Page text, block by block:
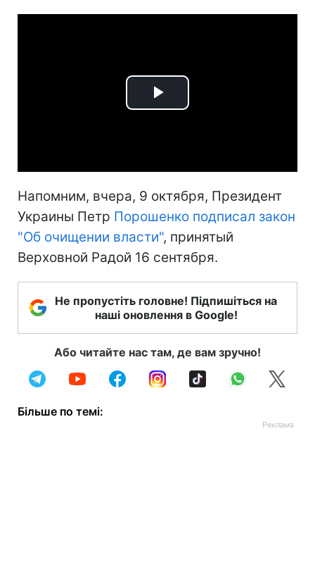
Play
Напомним, вчера, 9 октября, Президент
Украины Петр Порошенко подписал закон
"Об очищении власти", принятый
Верховной Радой 16 сентября.
Не пропустіть головне! Підпишіться на
наші оновлення в Google!
Або читайте нас там, де вам зручно!
Більше по темі: